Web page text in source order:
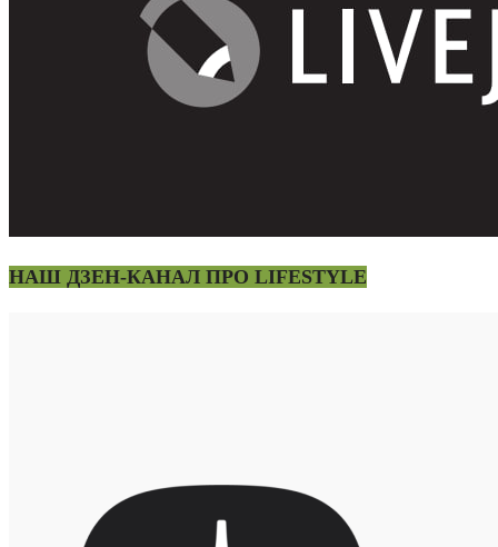
НАШ ДЗЕН-КАНАЛ ПРО LIFESTYLE